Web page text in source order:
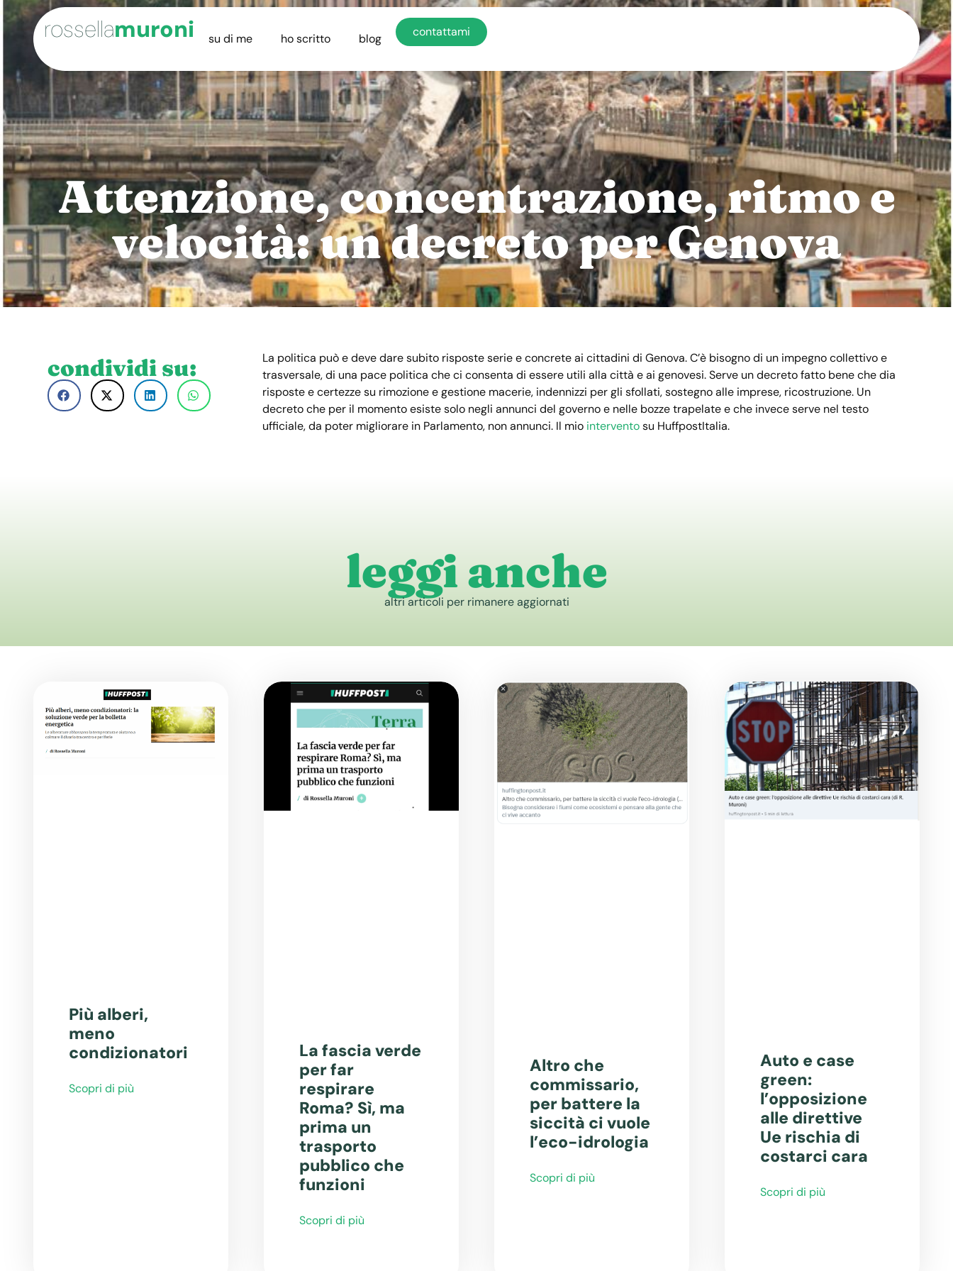
rossellamuroni su di me ho scritto blog contattami
Attenzione, concentrazione, ritmo e
velocità: un decreto per Genova
condividi su:
La politica può e deve dare subito risposte serie e concrete ai cittadini di Genova. C’è bisogno di un impegno collettivo e
trasversale, di una pace politica che ci consenta di essere utili alla città e ai genovesi. Serve un decreto fatto bene che dia
risposte e certezze su rimozione e gestione macerie, indennizzi pergli sfollati, sostegno alle imprese, ricostruzione. Un
decreto che peril momento esiste solo negli annunci del governo e nelle bozze trapelate e che invece serve nel testo
ufficiale, da poter migliorare in Parlamento, non annunci. Il mio interventosu HuffpostItalia.
leggi anche
altri articoli per rimanere aggiornati
Più alberi,
meno
condizionatori
Scopri di più
La fascia verde
per far
respirare
Roma? Sì, ma
prima un
trasporto
pubblico che
funzioni
Scopri di più
Altro che
commissario,
per battere la
siccità ci vuole
l’eco-idrologia
Scopri di più
Auto e case
green:
l’opposizione
alle direttive
Ue rischia di
costarci cara
Scopri di più